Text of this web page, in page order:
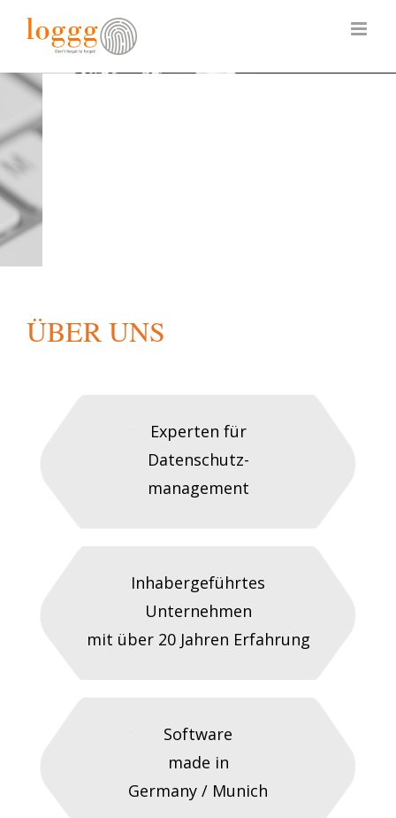
Skip
content
ÜBER UNS
Experten für
Datenschutz-
management
Inhabergeführtes
Unternehmen
mit über 20 Jahren Erfahrung
Software
made in
Germany / Munich